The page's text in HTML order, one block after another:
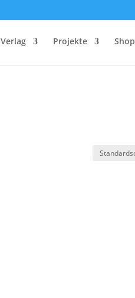
Verlag Projekte Shop